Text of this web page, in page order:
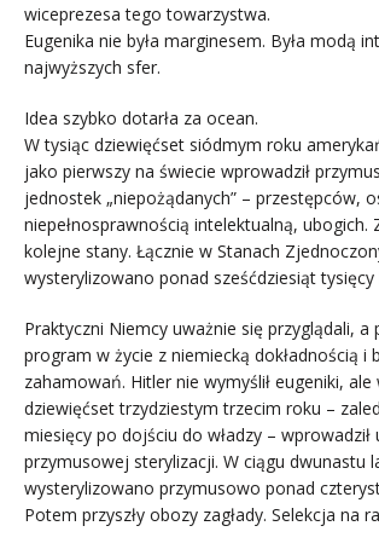
wiceprezesa tego towarzystwa.
Eugenika nie była marginesem. Była modą
najwyższych sfer.
Idea szybko dotarła za ocean.
W tysiąc dziewięćset siódmym roku
jako pierwszy na świecie wprowadził
jednostek „niepożądanych” – przestępców,
niepełnosprawnością intelektualną, ubogich.
kolejne stany. Łącznie w Stanach
wysterylizowano ponad sześćdziesiąt tysięcy
Praktyczni Niemcy uważnie się przyglądali, a
program w życie z niemiecką dokładnością i
zahamowań. Hitler nie wymyślił eugeniki, ale
dziewięćset trzydziestym trzecim roku –
miesięcy po dojściu do władzy – wprowadził
przymusowej sterylizacji. W ciągu dwunastu
wysterylizowano przymusowo ponad
Potem przyszły obozy zagłady. Selekcja na